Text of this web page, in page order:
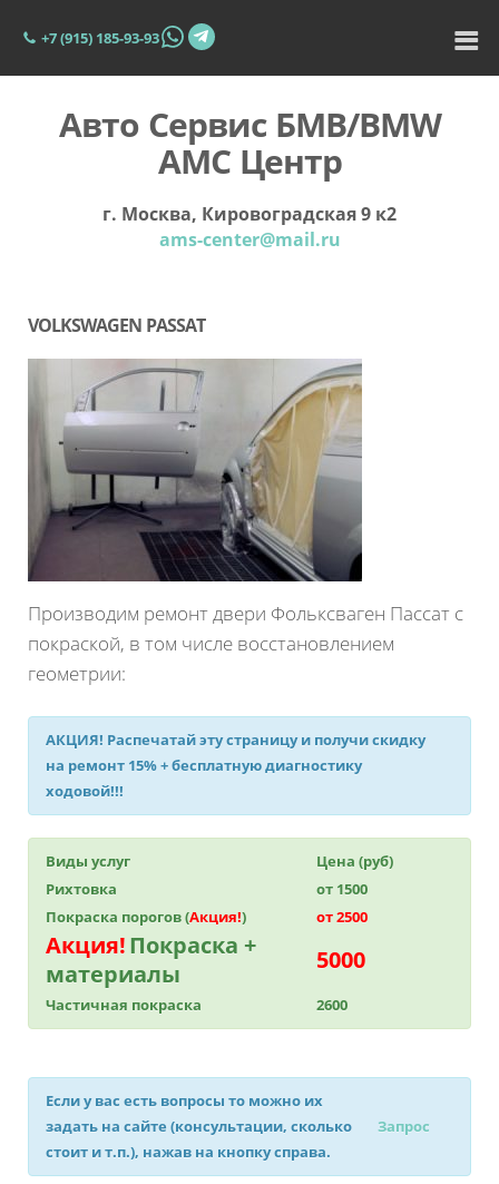
+7 (915) 185-93-93
Авто Сервис БМВ/BMW
АМС Центр
г. Москва, Кировоградская 9 к2
ams-center@mail.ru
VOLKSWAGEN PASSAT
Производим ремонт двери Фольксваген Пассат с
покраской, в том числе восстановлением
геометрии:
АКЦИЯ! Распечатай эту страницу и получискидку
на ремонт 15%+ бесплатную диагностику
ходовой!!!
Виды услуг
Цена (руб)
Рихтовка
от 1500
Покраска порогов (Акция!) от 2500
Акция!Покраска +
материалы
5000
Частичная покраска 2600
Если у вас есть вопросы то можно их
задать на сайте (консультации, сколько
стоит и т.п.), нажав на кнопку справа.
Запрос